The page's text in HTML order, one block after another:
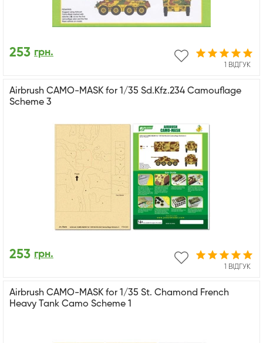
1 ВІДГУК
253 грн.
Airbrush CAMO-MASK for 1/35 Sd.Kfz.234 Camouflage
Scheme 3
1 ВІДГУК
253 грн.
Airbrush CAMO-MASK for 1/35 St. Chamond French
Heavy Tank Camo Scheme 1